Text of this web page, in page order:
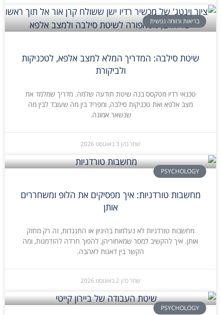
בריאות ורווחה נפשית
שיטת סילבה: המדריך המלא למצב אלפא, לטכניקות
ולביקורת
טכנאי רדיו מטקסס בנה שיטת תודעה שלמה. מדריך שמלמד את
מצב אלפא ואת טכניקות סילבה, ומפריד בין מה שעובד לבין מה
שנשאר אמונה.
שחר כהן 3 באוגוסט 2026
PSYCHOLOGY
מחשבות טורדניות: איך מפסיקים את הלופ ומשחררים
אותן
מחשבות טורדניות לא נעלמות בהיגיון או התנגדות, זה רק מחזק
אותן. איך להקשיב למסר שמאחוריהן, להפוך חרדה להזדמנות, ומה
הקשר בין דאגות לאהבה.
שחר כהן 2 באוגוסט 2026
PSYCHOLOGY